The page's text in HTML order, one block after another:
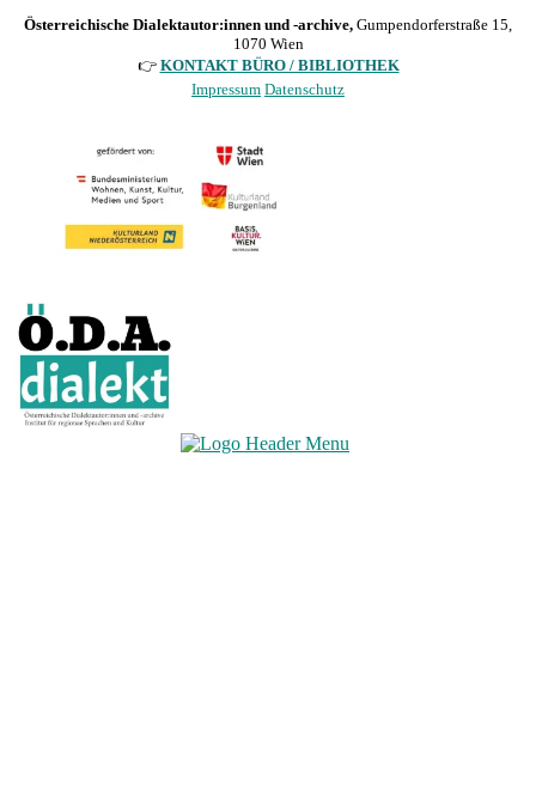
Österreichische Dialektautor:innen und -archive, Gumpendorferstraße 15,
1070 Wien
👉 KONTAKT BÜRO / BIBLIOTHEK
Impressum Datenschutz